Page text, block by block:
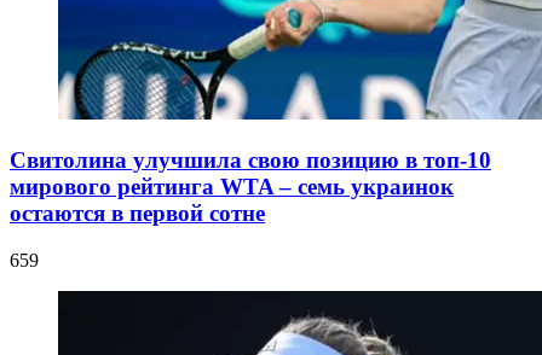
Свитолина улучшила свою позицию в топ-10
мирового рейтинга WTA – семь украинок
остаются в первой сотне
659